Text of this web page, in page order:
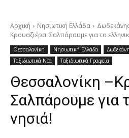
Αρχική Νησιωτική Ελλάδα
Κρουαζιέρα: Σαλπάρουμε για τα
Θεσσαλονίκη Νησιωτική Ελλάδα
Ταξιδιωτικά Νέα
Ταξιδιωτικά Γραφεία
Θεσσαλονίκη
Σαλπάρουμε για
νησιά!